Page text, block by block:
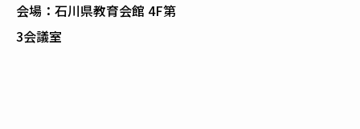
会場：石川県教育会館 4F第
3会議室